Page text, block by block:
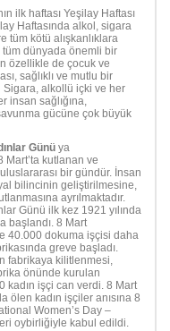
ilk haftası Yeşilay Haftası
Haftasında alkol, sigara
tüm kötü alışkanlıklara
tüm dünyada önemli bir
özellikle de çocuk ve
sağlıklı ve mutlu bir
alkollü içki ve her
insan sağlığına,
gücüne çok büyük
Günü ya
Mart’ta kutlanan ve
bir gündür. İnsan
bilincinin geliştirilmesine,
ayrılmaktadır.
Günü ilk kez 1921 yılında
başlandı. 8 Mart
40.000 dokuma işçisi daha
greve başladı.
fabrikaya kilitlenmesi,
önünde kurulan
kadın işçi can verdi. 8 Mart
ölen kadın işçiler anısına 8
Women’s Day –
oybirliğiyle kabul edildi.